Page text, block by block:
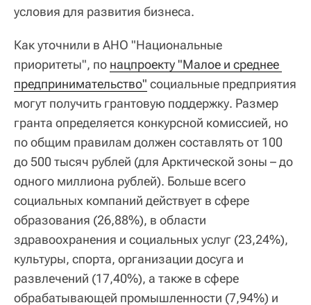
условия для развития бизнеса.
Как уточнили в АНО "Национальные
приоритеты", по нацпроекту "Малое и среднее
предпринимательство" социальные предприятия
могут получить грантовую поддержку. Размер
гранта определяется конкурсной комиссией, но
по общим правилам должен составлять от 100
до 500 тысяч рублей (для Арктической зоны – до
одного миллиона рублей). Больше всего
социальных компаний действует в сфере
образования (26,88%), в области
здравоохранения и социальных услуг (23,24%),
культуры, спорта, организации досуга и
развлечений (17,40%), а также в сфере
обрабатывающей промышленности (7,94%) и